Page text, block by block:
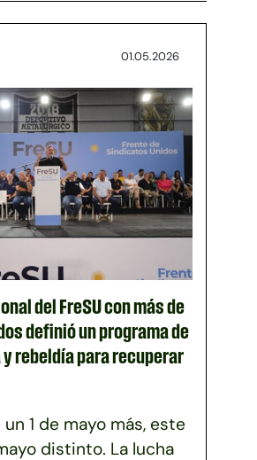
01.05.2026
del FreSU con más de
definió un programa de
rebeldía para recuperar
1 de mayo más, este
distinto. La lucha